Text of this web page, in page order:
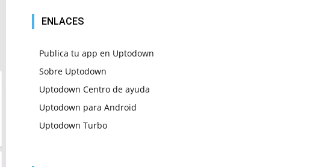
ENLACES
Publica tu app en Uptodown
Sobre Uptodown
Uptodown Centro de ayuda
Uptodown para Android
Uptodown Turbo